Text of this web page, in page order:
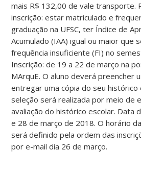
mais R$ 132,00 de vale transporte.
inscrição: estar matriculado e
graduação na UFSC, ter Índice de
Acumulado (IAA) igual ou maior que
frequência insuficiente (FI) no
Inscrição: de 19 a 22 de março na
MArquE. O aluno deverá preencher
entregar uma cópia do seu histórico
seleção será realizada por meio de
avaliação do histórico escolar. Data
e 28 de março de 2018. O horário
será definido pela ordem das
por e-mail dia 26 de março.